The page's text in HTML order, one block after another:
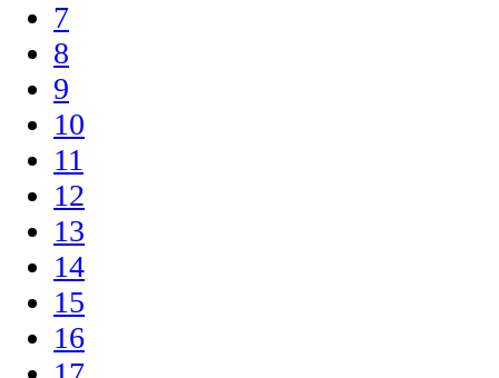
7
8
9
10
11
12
13
14
15
16